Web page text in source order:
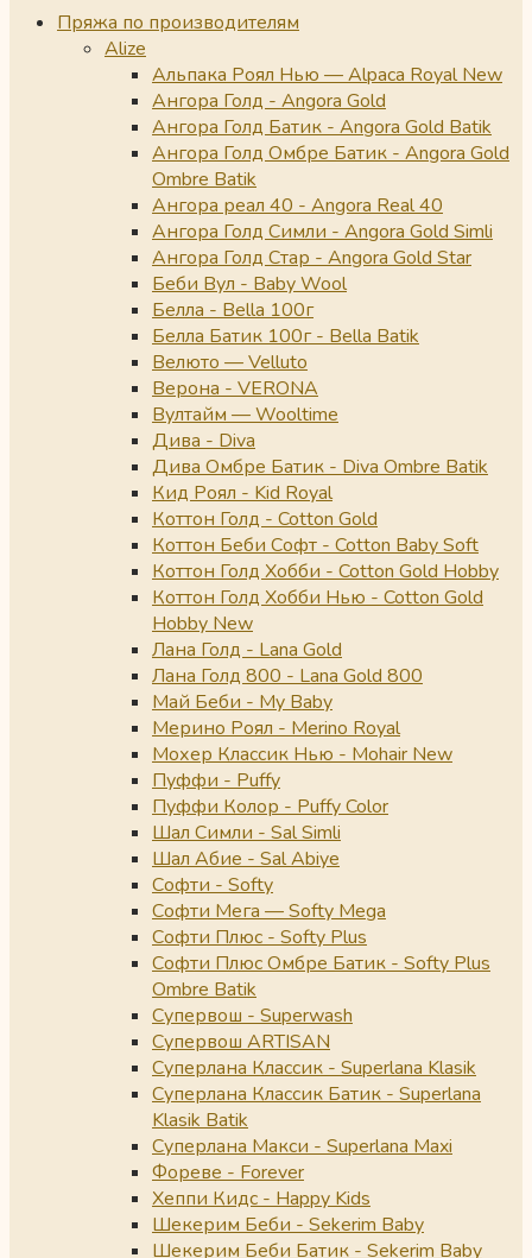
Пряжа по производителям
Alize
Альпака Роял Нью — Alpaca Royal New
Ангора Голд - Angora Gold
Ангора Голд Батик - Angora Gold Batik
Ангора Голд Омбре Батик - Angora Gold
Ombre Batik
Ангора реал 40 - Angora Real 40
Ангора Голд Симли - Angora Gold Simli
Ангора Голд Стар - Angora Gold Star
Беби Вул - Baby Wool
Белла - Bella 100г
Белла Батик 100г - Bella Batik
Велюто — Velluto
Верона - VERONA
Вултайм — Wooltime
Дива - Diva
Дива Омбре Батик - Diva Ombre Batik
Кид Роял - Kid Royal
Коттон Голд - Cotton Gold
Коттон Беби Софт - Cotton Baby Soft
Коттон Голд Хобби - Cotton Gold Hobby
Коттон Голд Хобби Нью - Cotton Gold
Hobby New
Лана Голд - Lana Gold
Лана Голд 800 - Lana Gold 800
Май Беби - My Baby
Мерино Роял - Merino Royal
Мохер Классик Нью - Mohair New
Пуффи - Puffy
Пуффи Колор - Puffy Color
Шал Симли - Sal Simli
Шал Абие - Sal Abiye
Софти - Softy
Софти Мега — Softy Mega
Софти Плюс - Softy Plus
Софти Плюс Омбре Батик - Softy Plus
Ombre Batik
Супервош - Superwash
Супервош ARTISAN
Суперлана Классик - Superlana Klasik
Суперлана Классик Батик - Superlana
Klasik Batik
Суперлана Макси - Superlana Maxi
Фореве - Forever
Хеппи Кидс - Happy Kids
Шекерим Беби - Sekerim Baby
Шекерим Беби Батик - Sekerim Baby